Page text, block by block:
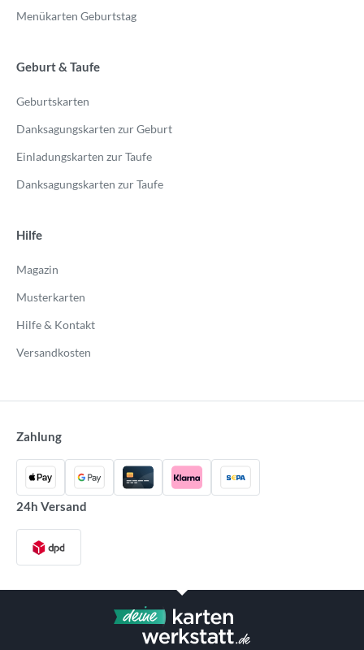
Menükarten Geburtstag
Geburt & Taufe
Geburtskarten
Danksagungskarten zur Geburt
Einladungskarten zur Taufe
Danksagungskarten zur Taufe
Hilfe
Magazin
Musterkarten
Hilfe & Kontakt
Versandkosten
Zahlung
24h Versand